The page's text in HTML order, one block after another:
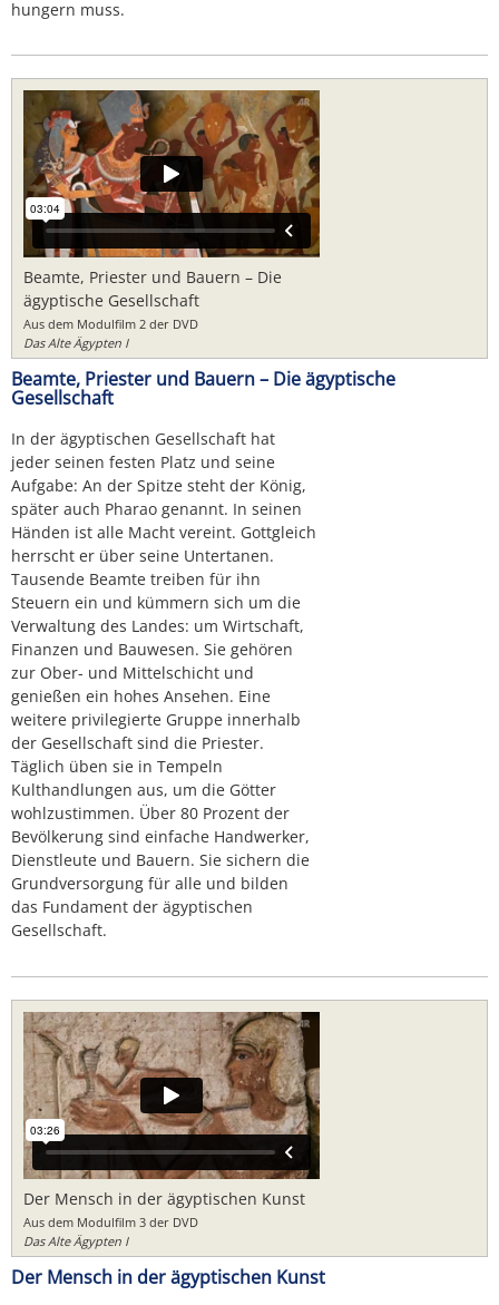
hungern muss.
Beamte, Priester und Bauern – Die
ägyptische Gesellschaft
Aus dem Modulfilm 2 der DVD
Das Alte Ägypten I
Beamte, Priester und Bauern – Die ägyptische
Gesellschaft
In der ägyptischen Gesellschaft hat
jeder seinen festen Platz und seine
Aufgabe: An der Spitze steht der König,
später auch Pharao genannt. In seinen
Händen ist alle Macht vereint. Gottgleich
herrscht er über seine Untertanen.
Tausende Beamte treiben für ihn
Steuern ein und kümmern sich um die
Verwaltung des Landes: um Wirtschaft,
Finanzen und Bauwesen. Sie gehören
zur Ober- und Mittelschicht und
genießen ein hohes Ansehen. Eine
weitere privilegierte Gruppe innerhalb
der Gesellschaft sind die Priester.
Täglich üben sie in Tempeln
Kulthandlungen aus, um die Götter
wohlzustimmen. Über 80 Prozent der
Bevölkerung sind einfache Handwerker,
Dienstleute und Bauern. Sie sichern die
Grundversorgung für alle und bilden
das Fundament der ägyptischen
Gesellschaft.
Der Mensch in der ägyptischen Kunst
Aus dem Modulfilm 3 der DVD
Das Alte Ägypten I
Der Mensch in der ägyptischen Kunst